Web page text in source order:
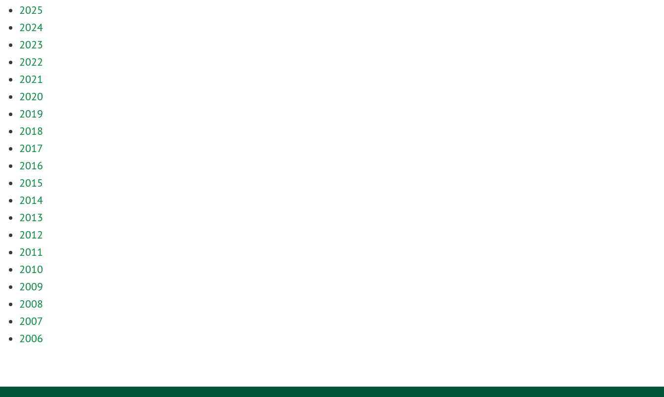
2025
2024
2023
2022
2021
2020
2019
2018
2017
2016
2015
2014
2013
2012
2011
2010
2009
2008
2007
2006